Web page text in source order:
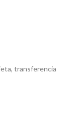
transferencia